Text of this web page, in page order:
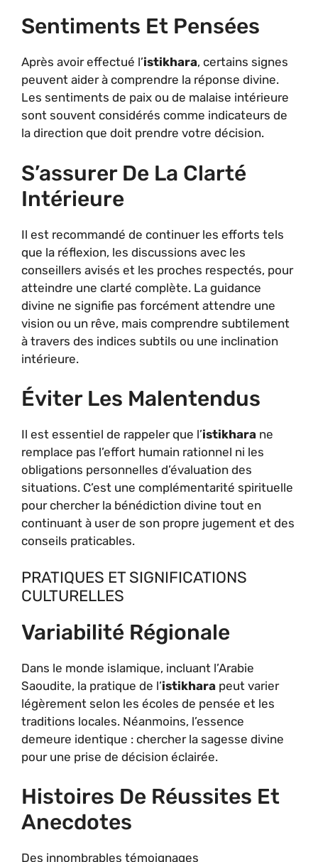
Sentiments Et Pensées
Après avoir effectué l’istikhara, certains signes
peuvent aider à comprendre la réponse divine.
Les sentiments de paix ou de malaise intérieure
sont souvent considérés comme indicateurs de
la direction que doit prendre votre décision.
S’assurer De La Clarté
Intérieure
Il est recommandé de continuer les efforts tels
que la réflexion, les discussions avec les
conseillers avisés et les proches respectés, pour
atteindre une clarté complète. La guidance
divine ne signifie pas forcément attendre une
vision ou un rêve, mais comprendre subtilement
à travers des indices subtils ou une inclination
intérieure.
Éviter Les Malentendus
Il est essentiel de rappeler que l’istikhara ne
remplace pas l’effort humain rationnel ni les
obligations personnelles d’évaluation des
situations. C’est une complémentarité spirituelle
pour chercher la bénédiction divine tout en
continuant à user de son propre jugement et des
conseils praticables.
PRATIQUES ET SIGNIFICATIONS
CULTURELLES
Variabilité Régionale
Dans le monde islamique, incluant l’Arabie
Saoudite, la pratique de l’istikhara peut varier
légèrement selon les écoles de pensée et les
traditions locales. Néanmoins, l’essence
demeure identique : chercher la sagesse divine
pour une prise de décision éclairée.
Histoires De Réussites Et
Anecdotes
Des innombrables témoignages